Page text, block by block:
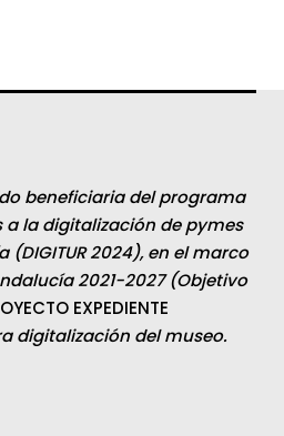
beneficiaria del programa
a la digitalización de pymes
2024), en el marco
2021-2027 (Objetivo
EXPEDIENTE
digitalización del museo.